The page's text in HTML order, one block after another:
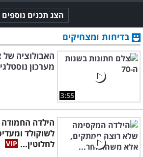
הצג תכנים נוספים
בדיחות ומצחיקים
3:55
האבולוציה של
מערכון
הילדה
לשוקולד
לחלוטין...